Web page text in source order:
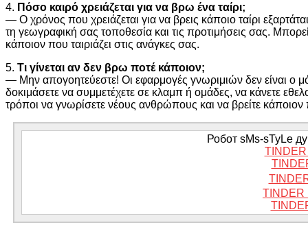
4. Πόσο καιρό χρειάζεται για να βρω ένα ταίρι;
— Ο χρόνος που χρειάζεται για να βρεις κάποιο ταίρι
τη γεωγραφική σας τοποθεσία και τις προτιμήσεις σας.
κάποιον που ταιριάζει στις ανάγκες σας.
5. Τι γίνεται αν δεν βρω ποτέ κάποιον;
— Μην απογοητεύεστε! Οι εφαρμογές γνωριμιών δεν είναι ο
δοκιμάσετε να συμμετέχετε σε κλαμπ ή ομάδες, να κάνετε
τρόποι να γνωρίσετε νέους ανθρώπους και να βρείτε κάποιον
Робот sMs-sTyLe
TINDER